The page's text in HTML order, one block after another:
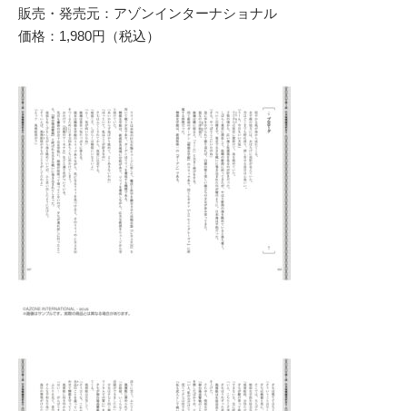
販売・発売元：アゾンインターナショナル
価格：1,980円（税込）